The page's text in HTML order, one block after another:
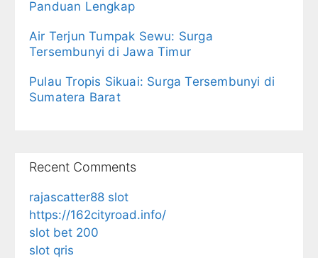
Panduan Lengkap
Air Terjun Tumpak Sewu: Surga
Tersembunyi di Jawa Timur
Pulau Tropis Sikuai: Surga Tersembunyi di
Sumatera Barat
Recent Comments
rajascatter88 slot
https://162cityroad.info/
slot bet 200
slot qris